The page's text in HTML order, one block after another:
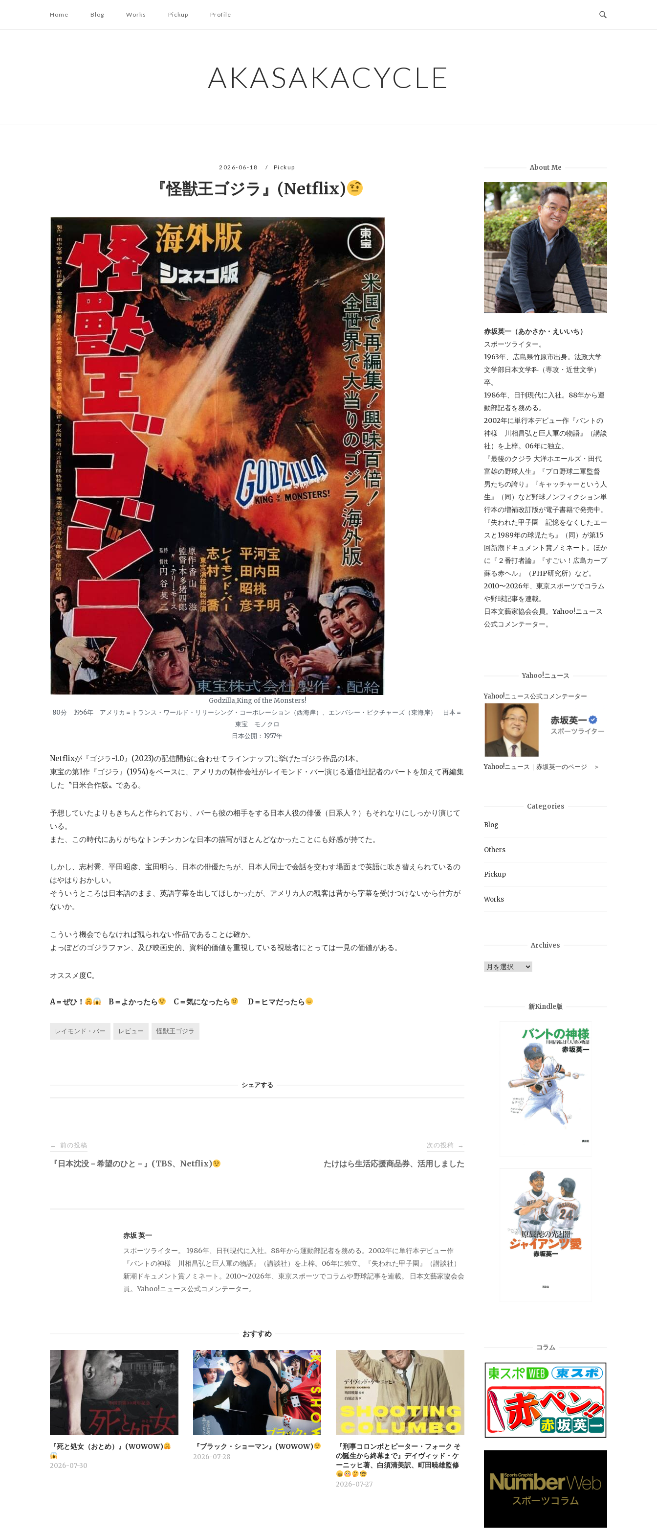
Home Blog Works Pickup Profile
AKASAKACYCLE
2026-06-18 Pickup
『怪獣王ゴジラ』(Netflix)
Godzilla,King of the Monsters!
80分 1956年 アメリカ＝トランス・ワールド・リリーシング・コーポレーション（西海岸）、エンバシー・ピクチャーズ（東海岸） 日本＝
東宝 モノクロ
日本公開：1957年
Netflixが『ゴジラ-1.0』(2023)の配信開始に合わせてラインナップに挙げたゴジラ作品の1本。
東宝の第1作『ゴジラ』(1954)をベースに、アメリカの制作会社がレイモンド・バー演じる通信社記者のパートを加えて再編集
した〝日米合作版〟である。
予想していたよりもきちんと作られており、バーも彼の相手をする日本人役の俳優（日系人？）もそれなりにしっかり演じて
いる。
また、この時代にありがちなトンチンカンな日本の描写がほとんどなかったことにも好感が持てた。
しかし、志村喬、平田昭彦、宝田明ら、日本の俳優たちが、日本人同士で会話を交わす場面まで英語に吹き替えられているの
はやはりおかしい。
そういうところは日本語のまま、英語字幕を出してほしかったが、アメリカ人の観客は昔から字幕を受けつけないから仕方が
ないか。
こういう機会でもなければ観られない作品であることは確か。
よっぽどのゴジラファン、及び映画史的、資料的価値を重視している視聴者にとっては一見の価値がある。
オススメ度C。
A＝ぜひ！ B＝よかったら C＝気になったら D＝ヒマだったら
レイモンド・バー レビュー 怪獣王ゴジラ
シェアする
投
稿
ン
← 前の投稿
『日本沈没－希望のひと－』(TBS、Netflix)
次の投稿 →
たけはら生活応援商品券、活用しました
赤坂 英一
スポーツライター。 1986年、日刊現代に入社。88年から運動部記者を務める。2002年に単行本デビュー作
『バントの神様 川相昌弘と巨人軍の物語』（講談社）を上梓。06年に独立。『失われた甲子園』（講談社）
新潮ドキュメント賞ノミネート。2010〜2026年、東京スポーツでコラムや野球記事を連載。 日本文藝家協会会
員。Yahoo!ニュース公式コメンテーター。
おすすめ
『死と処女（おとめ）』(WOWOW)
2026-07-30
『ブラック・ショーマン』(WOWOW)
2026-07-28
『刑事コロンボとピーター・フォーク そ
の誕生から終幕まで』デイヴィッド・ケ
ーニッヒ著、白須清美訳、町田暁雄監修
2026-07-27
About Me
赤坂英一（あかさか・えいいち）
スポーツライター。
1963年、広島県竹原市出身。法政大学
文学部日本文学科（専攻・近世文学）
卒。
1986年、日刊現代に入社。88年から運
動部記者を務める。
2002年に単行本デビュー作『バントの
神様 川相昌弘と巨人軍の物語』（講談
社）を上梓。06年に独立。
『最後のクジラ 大洋ホエールズ・田代
富雄の野球人生』『プロ野球二軍監督
男たちの誇り』『キャッチャーという人
生』（同）など野球ノンフィクション単
行本の増補改訂版が電子書籍で発売中。
『失われた甲子園 記憶をなくしたエー
スと1989年の球児たち』（同）が第15
回新潮ドキュメント賞ノミネート。ほか
に『２番打者論』『すごい！広島カープ
蘇る赤ヘル』（PHP研究所）など。
2010〜2026年、東京スポーツでコラム
や野球記事を連載。
日本文藝家協会会員。Yahoo!ニュース
公式コメンテーター。
Yahoo!ニュース
Yahoo!ニュース公式コメンテーター
Yahoo!ニュース｜赤坂英一のページ ＞
Categories
Blog
Others
Pickup
Works
Archives
Archives
新Kindle版
コラム